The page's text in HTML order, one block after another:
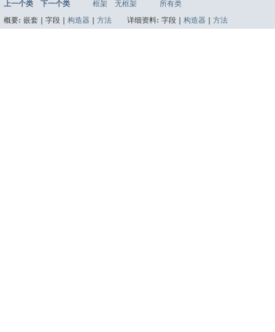
上一个类 下一个类 框架 无框架
所有类
概要: 嵌套 | 字段 | 构造器 方法 详细资料: 字段 | 构造器 方法